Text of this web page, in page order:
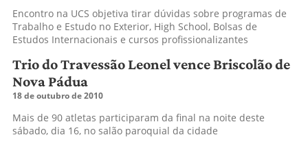
Encontro na UCS objetiva tirar dúvidas sobre programas de
Trabalho e Estudo no Exterior, High School, Bolsas de
Estudos Internacionais e cursos profissionalizantes
Trio do Travessão Leonel vence Briscolão de
Nova Pádua
18 de outubro de 2010
Mais de 90 atletas participaram da final na noite deste
sábado, dia 16, no salão paroquial da cidade